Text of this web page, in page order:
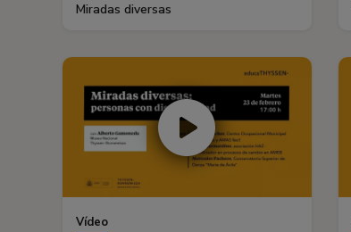
Miradas diversas
Vídeo